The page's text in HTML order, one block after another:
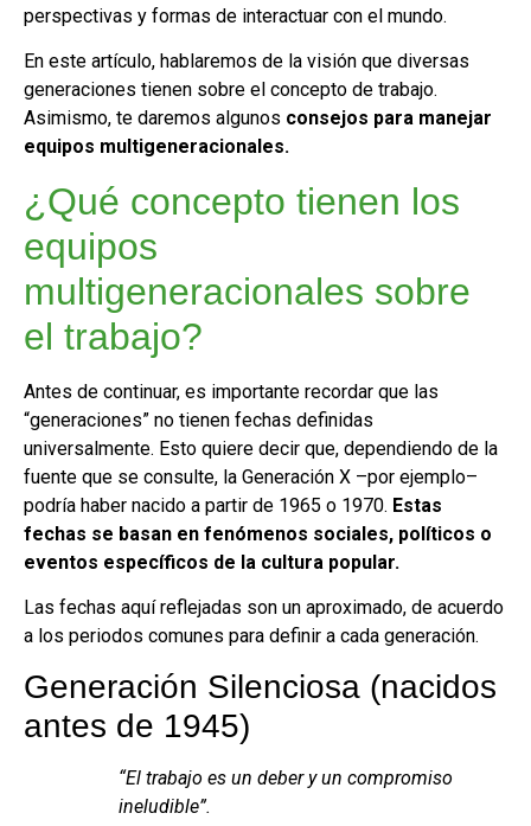
perspectivas y formas de interactuar con el mundo.
En este artículo, hablaremos de la visión que diversas
generaciones tienen sobre el concepto de trabajo.
Asimismo, te daremos algunos consejos para manejar
equipos multigeneracionales.
¿Qué concepto tienen los
equipos
multigeneracionales sobre
el trabajo?
Antes de continuar, es importante recordar que las
“generaciones” no tienen fechas definidas
universalmente. Esto quiere decir que, dependiendo de la
fuente que se consulte, la Generación X –por ejemplo–
podría haber nacido a partir de 1965 o 1970. Estas
fechas se basan en fenómenos sociales, políticos o
eventos específicos de la cultura popular.
Las fechas aquí reflejadas son un aproximado, de acuerdo
a los periodos comunes para definir a cada generación.
Generación Silenciosa (nacidos
antes de 1945)
“El trabajo es un deber y un compromiso
ineludible”.